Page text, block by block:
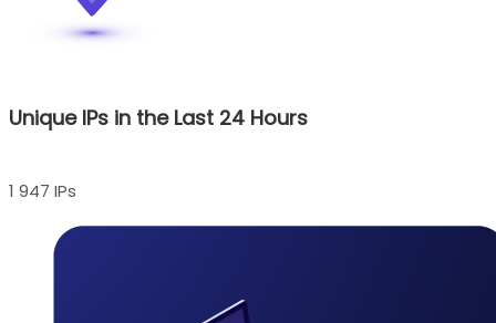
Unique IPs in the Last 24 Hours
1 947 IPs